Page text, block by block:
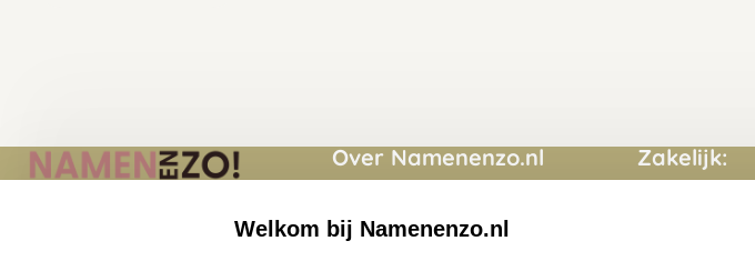
Over Namenenzo.nl
Over ons
Zakelijk:
Welkom bij Namenenzo.nl